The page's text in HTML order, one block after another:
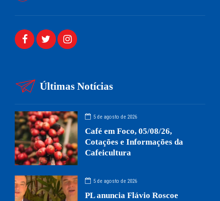
Últimas Notícias
5 de agosto de 2026
Café em Foco, 05/08/26,
Cotações e Informações da
Cafeicultura
5 de agosto de 2026
PL anuncia Flávio Roscoe